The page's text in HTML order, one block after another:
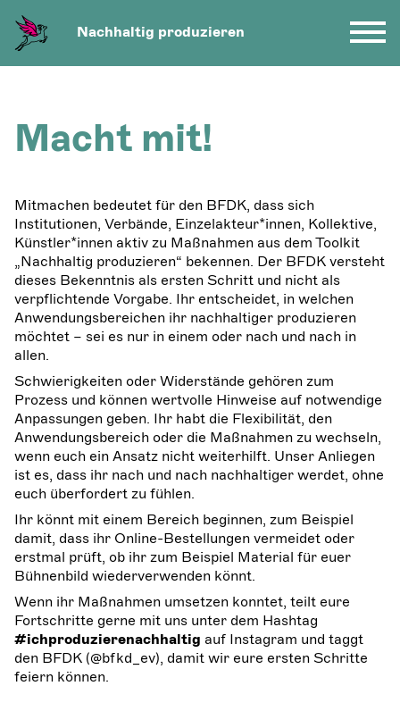
Nachhaltig produzieren
Macht mit!
Mitmachen bedeutet für den BFDK, dass sich
Institutionen, Verbände, Einzelakteur*innen, Kollektive,
Künstler*innen aktiv zu Maßnahmen aus dem Toolkit
„Nachhaltig produzieren“ bekennen. Der BFDK versteht
dieses Bekenntnis als ersten Schritt und nicht als
verpflichtende Vorgabe. Ihr entscheidet, in welchen
Anwendungsbereichen ihr nachhaltiger produzieren
möchtet – sei es nur in einem oder nach und nach in
allen.
Schwierigkeiten oder Widerstände gehören zum
Prozess und können wertvolle Hinweise auf notwendige
Anpassungen geben. Ihr habt die Flexibilität, den
Anwendungsbereich oder die Maßnahmen zu wechseln,
wenn euch ein Ansatz nicht weiterhilft. Unser Anliegen
ist es, dass ihr nach und nach nachhaltiger werdet, ohne
euch überfordert zu fühlen.
Ihr könnt mit einem Bereich beginnen, zum Beispiel
damit, dass ihr Online-Bestellungen vermeidet oder
erstmal prüft, ob ihr zum Beispiel Material für euer
Bühnenbild wiederverwenden könnt.
Wenn ihr Maßnahmen umsetzen konntet, teilt eure
Fortschritte gerne mit uns unter dem Hashtag
#ichproduzierenachhaltig auf Instagram und taggt
den BFDK (@bfkd_ev), damit wir eure ersten Schritte
feiern können.